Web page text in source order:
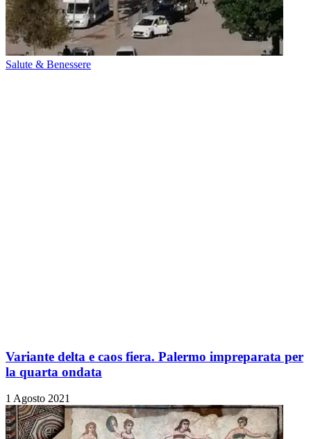
Salute & Benessere
Variante delta e caos fiera. Palermo impreparata per
la quarta ondata
1 Agosto 2021